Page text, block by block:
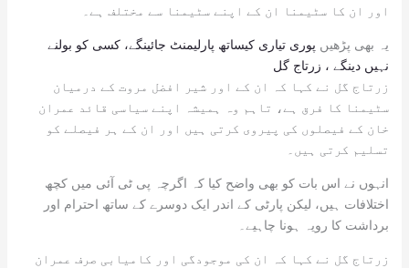
اور ان کا سٹیمنا ان کے اپنے سٹیمنا سے مختلف ہے۔
یہ بھی پڑھیں پوری تیاری کیساتھ پارلیمنٹ جائینگے، کسی کو بولنے
نہیں دینگے ، زرتاج گل
زرتاج گل نے کہا کہ ان کے اور شیر افضل مروت کے درمیان
سٹیمنا کا فرق ہے، تاہم وہ ہمیشہ اپنے سیاسی قائد عمران
خان کے فیصلوں کی پیروی کرتی ہیں اور ان کے ہر فیصلے کو
تسلیم کرتی ہیں۔
انہوں نے اس بات کو بھی واضح کیا کہ اگرچہ پی ٹی آئی میں کچھ
اختلافات ہیں، لیکن پارٹی کے اندر ایک دوسرے کے ساتھ احترام اور
برداشت کا رویہ ہونا چاہیے۔
زرتاج گل نے کہا کہ ان کی موجودگی اور کامیابی صرف عمران